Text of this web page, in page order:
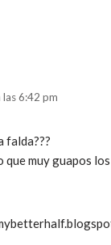
6:42 pm
falda???
que muy guapos